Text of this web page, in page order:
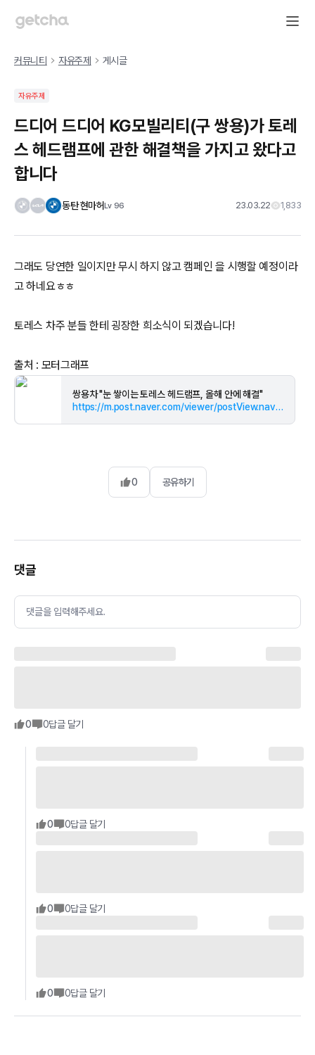
커뮤니티 자유주제 게시글
자유주제
드디어 드디어 KG모빌리티(구 쌍용)가 토레
스 헤드램프에 관한 해결책을 가지고 왔다고
합니다
동탄 현마허Lv 96 23.03.22 1,833
그래도 당연한 일이지만 무시 하지 않고 캠페인 을 시행할 예정이라
고 하네요ㅎㅎ
토레스 차주 분들 한테 굉장한 희소식이 되겠습니다!
출처 : 모터그래프
쌍용차 "눈 쌓이는 토레스 헤드램프, 올해 안에 해결"
https://m.post.naver.com/viewer/postView.naver?volumeNo=35656662&memberNo=12121295&vType=VERTICAL
0 공유하기
댓글
댓글을 입력해주세요.
0 0답글 달기
0 0답글 달기
0 0답글 달기
0 0답글 달기